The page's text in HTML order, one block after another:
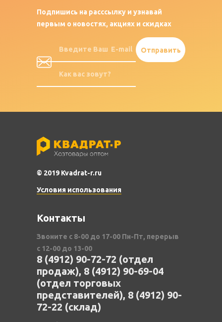
Подпишись на расссылку и узнавай
первым о новостях, акциях и скидках
© 2019 Kvadrat-r.ru
Условия использования
Контакты
Звоните с 8-00 до 17-00 Пн-Пт, перерыв
с 12-00 до 13-00
8 (4912) 90-72-72 (отдел
продаж), 8 (4912) 90-69-04
(отдел торговых
представителей), 8 (4912) 90-
72-22 (склад)